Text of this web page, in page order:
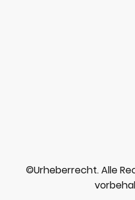
©Urheberrecht. Alle